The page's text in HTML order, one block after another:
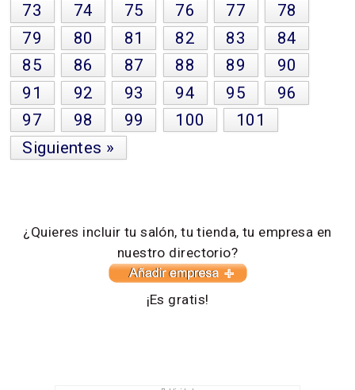
73
74 75 76 77
78
79
80 81 82 83
84
85
86 87 88 89
90
91
92 93 94 95
96
97
98 99 100
101
Siguientes »
¿Quieres incluir tu salón, tu tienda, tu empresa en
nuestro directorio?
¡Es gratis!